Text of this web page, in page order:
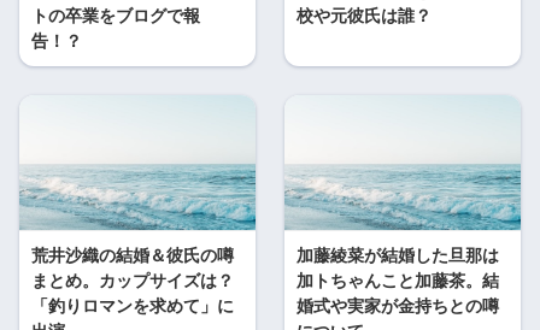
トの卒業をブログで報
告！？
校や元彼氏は誰？
荒井沙織の結婚＆彼氏の噂
まとめ。カップサイズは？
「釣りロマンを求めて」に
加藤綾菜が結婚した旦那は
加トちゃんこと加藤茶。結
婚式や実家が金持ちとの噂